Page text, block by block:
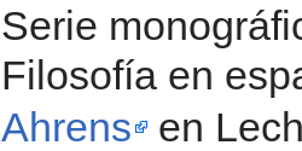
Serie
Filosofía en
Ahrens
en